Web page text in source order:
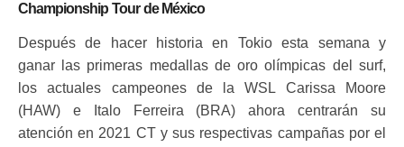
Championship Tour de México
Después de hacer historia en Tokio esta semana y
ganar las primeras medallas de oro olímpicas del surf,
los actuales campeones de la WSL Carissa Moore
(HAW) e Italo Ferreira (BRA) ahora centrarán su
atención en 2021 CT y sus respectivas campañas por el